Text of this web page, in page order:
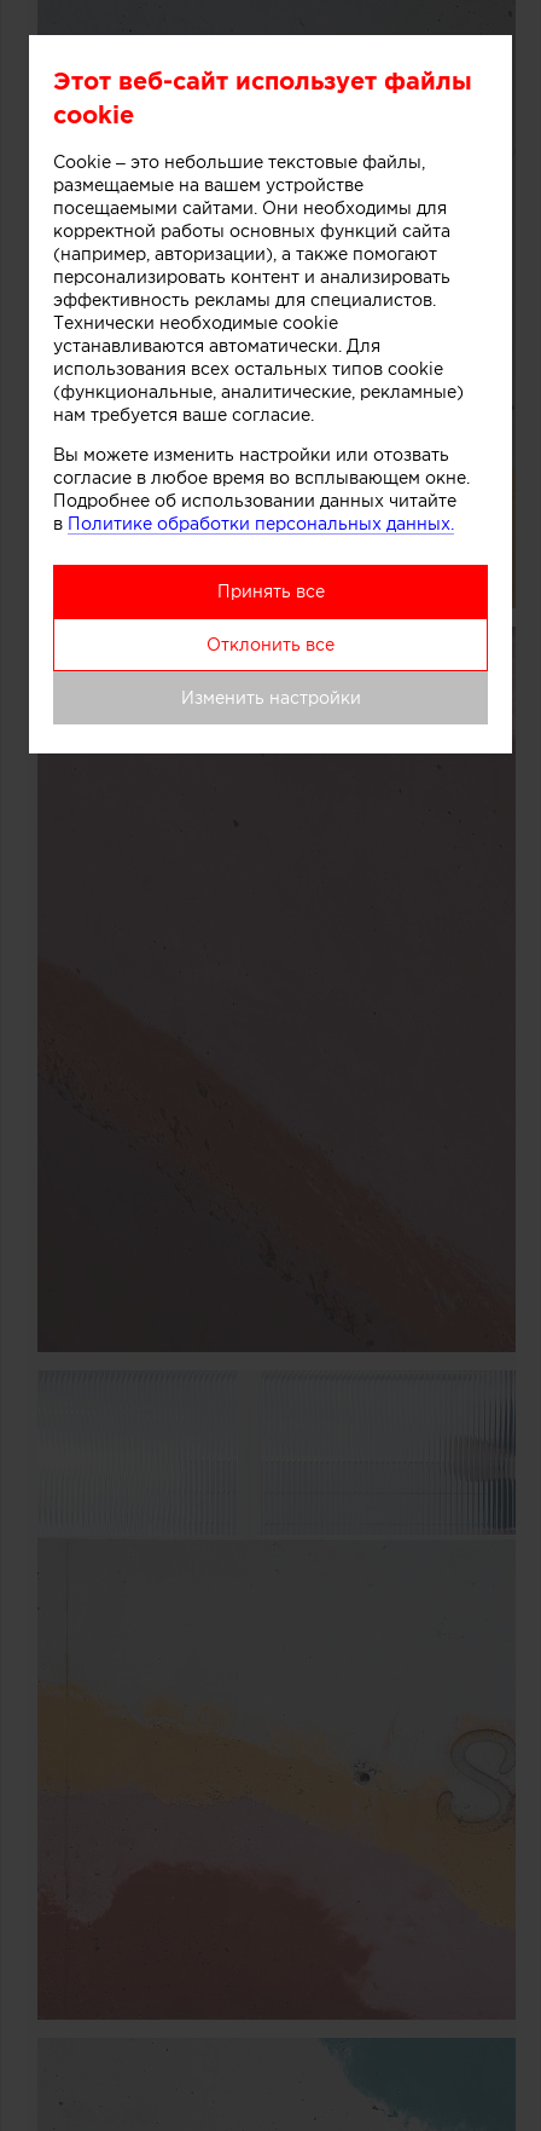
Этот веб-сайт использует файлы
cookie
Cookie – это небольшие текстовые файлы,
размещаемые на вашем устройстве
посещаемыми сайтами. Они необходимы для
корректной работы основных функций сайта
(например, авторизации), а также помогают
персонализировать контент и анализировать
эффективность рекламы для специалистов.
Технически необходимые cookie
устанавливаются автоматически. Для
использования всех остальных типов cookie
(функциональные, аналитические, рекламные)
нам требуется ваше согласие.
Вы можете изменить настройки или отозвать
согласие в любое время во всплывающем окне.
Подробнее об использовании данных читайте
в Политике обработки персональных данных.
Принять все
Отклонить все
Изменить настройки